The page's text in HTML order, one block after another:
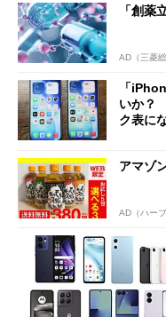
「創薬
AD（三菱
「
いか？
ク表に
アマゾ
AD（ハー